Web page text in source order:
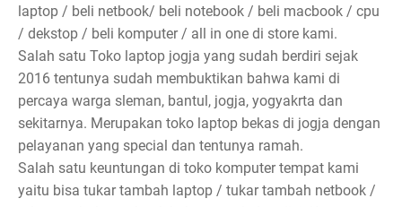
laptop / beli netbook/ beli notebook / beli macbook / cpu
/ dekstop / beli komputer / all in one di store kami.
Salah satu Toko laptop jogja yang sudah berdiri sejak
2016 tentunya sudah membuktikan bahwa kami di
percaya warga sleman, bantul, jogja, yogyakrta dan
sekitarnya. Merupakan toko laptop bekas di jogja dengan
pelayanan yang special dan tentunya ramah.
Salah satu keuntungan di toko komputer tempat kami
yaitu bisa tukar tambah laptop / tukar tambah netbook /